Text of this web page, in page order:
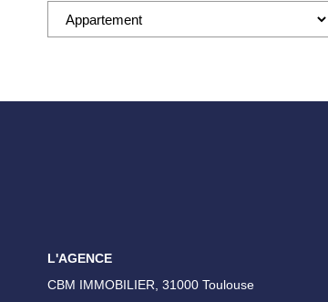
L'AGENCE
CBM IMMOBILIER, 31000 Toulouse